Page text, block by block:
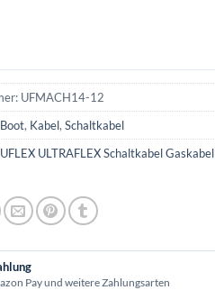
UFMACH14-12
Boot, Kabel, Schaltkabel
UFLEX ULTRAFLEX Schaltkabel Gaskabel
Pay und weitere Zahlungsarten